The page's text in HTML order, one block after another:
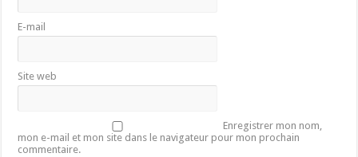
E-mail
Site web
Enregistrer mon nom,
mon e-mail et mon site dans le navigateur pour mon prochain
commentaire.